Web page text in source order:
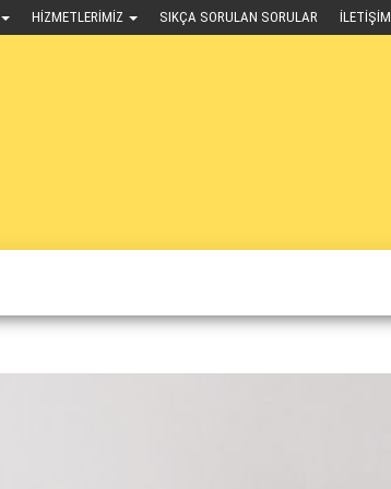
HIZMETLERIMIZ SIKÇA SORULAN SORULAR İLETIŞIM